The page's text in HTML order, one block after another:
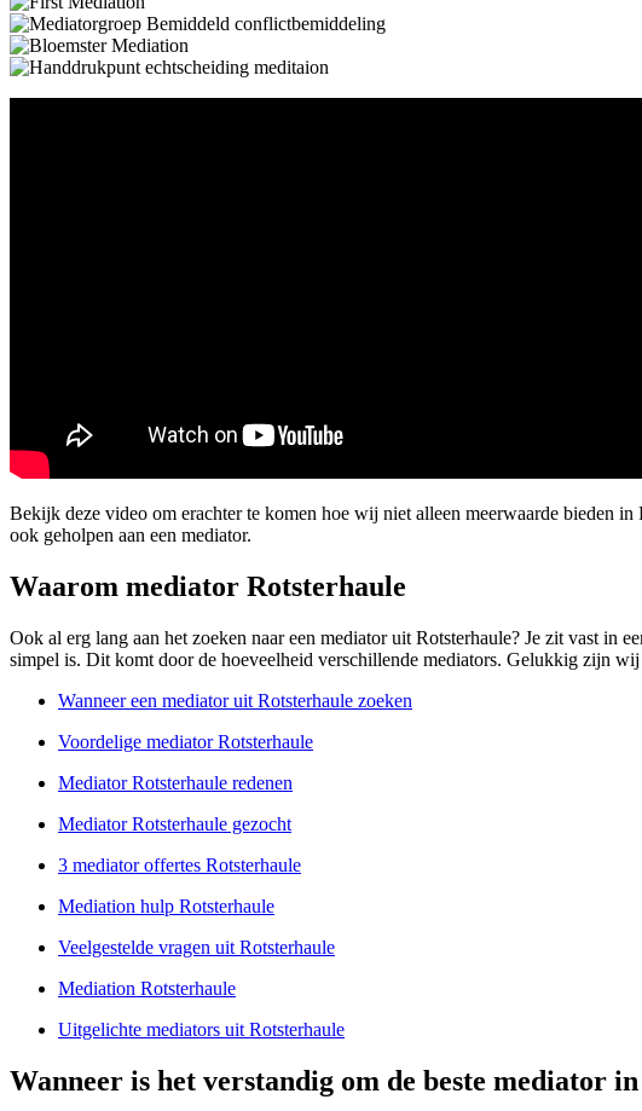
Bekijk deze video om erachter te komen hoe wij niet alleen meerwaarde bieden
ook geholpen aan een mediator.
Waarom mediator Rotsterhaule
Ook al erg lang aan het zoeken naar een mediator uit Rotsterhaule? Je zit vast
simpel is. Dit komt door de hoeveelheid verschillende mediators. Gelukkig zijn
Wanneer een mediator uit Rotsterhaule zoeken
Voordelige mediator Rotsterhaule
Mediator Rotsterhaule redenen
Mediator Rotsterhaule gezocht
3 mediator offertes Rotsterhaule
Mediation hulp Rotsterhaule
Veelgestelde vragen uit Rotsterhaule
Mediation Rotsterhaule
Uitgelichte mediators uit Rotsterhaule
Wanneer is het verstandig om de beste mediator